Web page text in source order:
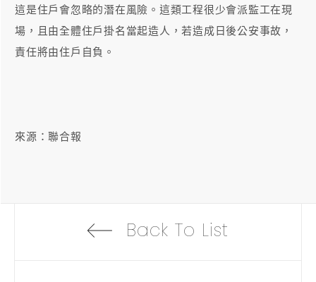
這是住戶會忽略的潛在風險。這類工程很少會派監工在現
場，且由全體住戶掛名當起造人，若造成日後公安事故，
責任將由住戶自負。
來源：聯合報
Back To List